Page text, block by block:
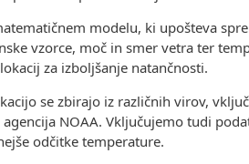
modelu, ki upošteva
vzorce, moč in smer vetra ter
za izboljšanje natančnosti.
se zbirajo iz različnih virov,
NOAA. Vključujemo tudi
odčitke temperature.